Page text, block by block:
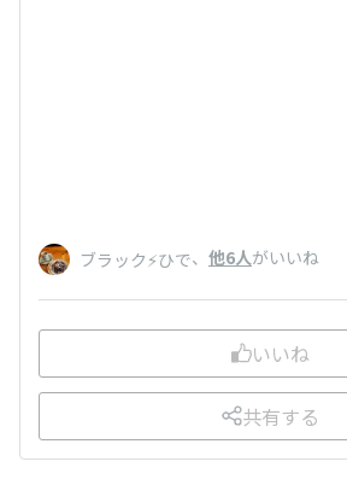
ブラック⚡️ひで、 他6人がいいね
いいね
共有する